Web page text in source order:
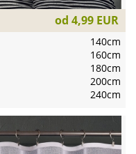
od 4,99 EUR
140cm
160cm
180cm
200cm
240cm